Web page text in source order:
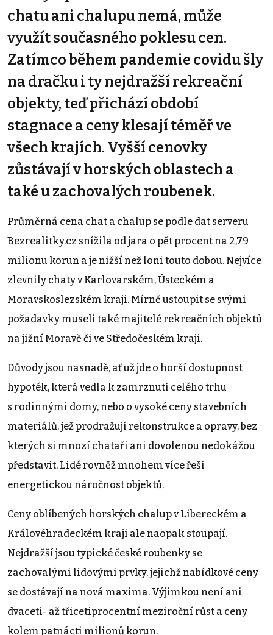
chatu ani chalupu nemá, může
využít současného poklesu cen.
Zatímco během pandemie covidu šly
na dračku i ty nejdražší rekreační
objekty, teď přichází období
stagnace a ceny klesají téměř ve
všech krajích. Vyšší cenovky
zůstávají v horských oblastech a
také u zachovalých roubenek.
Průměrná cena chat a chalup se podle dat serveru
Bezrealitky.cz snížila od jara o pět procent na 2,79
milionu korun a je nižší než loni touto dobou. Nejvíce
zlevnily chaty v Karlovarském, Ústeckém a
Moravskoslezském kraji. Mírně ustoupit se svými
požadavky museli také majitelé rekreačních objektů
na jižní Moravě či ve Středočeském kraji.
Důvody jsou nasnadě, ať už jde o horší dostupnost
hypoték, která vedla k zamrznutí celého trhu
s rodinnými domy, nebo o vysoké ceny stavebních
materiálů, jež prodražují rekonstrukce a opravy, bez
kterých si mnozí chataři ani dovolenou nedokážou
představit. Lidé rovněž mnohem více řeší
energetickou náročnost objektů.
Ceny oblíbených horských chalup v Libereckém a
Královéhradeckém kraji ale naopak stoupají.
Nejdražší jsou typické české roubenky se
zachovalými lidovými prvky, jejichž nabídkové ceny
se dostávají na nová maxima. Výjimkou není ani
dvaceti- až třicetiprocentní meziroční růst a ceny
kolem patnácti milionů korun.